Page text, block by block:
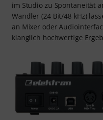
im Studio zu Spontaneität
Wandler (24 Bit/48 kHz)
an Mixer oder
klanglich hochwertige